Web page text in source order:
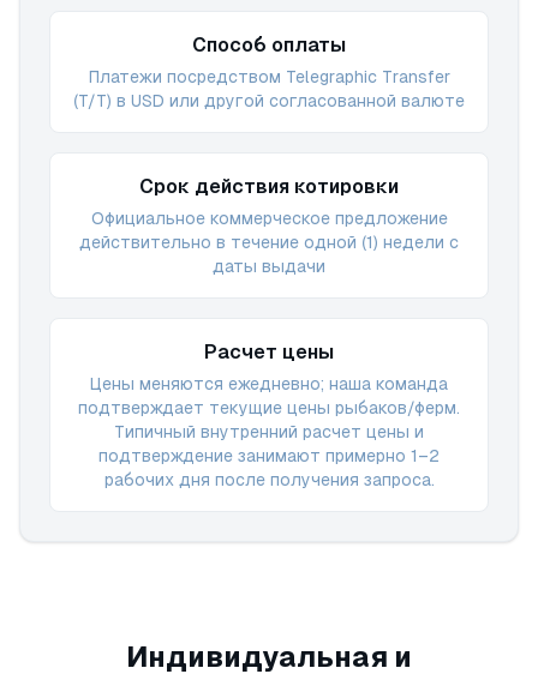
Способ оплаты
Платежи посредством Telegraphic Transfer
(T/T) в USD или другой согласованной валюте
Срок действия котировки
Официальное коммерческое предложение
действительно в течение одной (1) недели с
даты выдачи
Расчет цены
Цены меняются ежедневно; наша команда
подтверждает текущие цены рыбаков/ферм.
Типичный внутренний расчет цены и
подтверждение занимают примерно 1–2
рабочих дня после получения запроса.
Индивидуальная и